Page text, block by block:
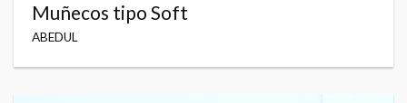
Muñecos tipo Soft
ABEDUL